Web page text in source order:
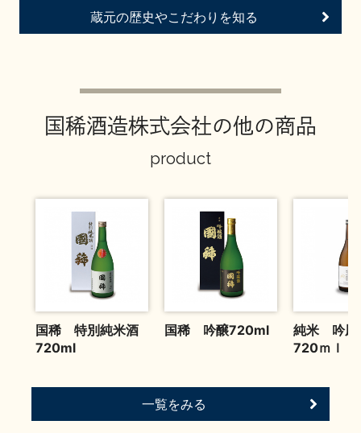
蔵元の歴史やこだわりを知る
国稀酒造株式会社の他の商品
product
国稀 特別純米酒
720ml
国稀 吟醸720ml
純米 吟風
720ｍｌ
一覧をみる